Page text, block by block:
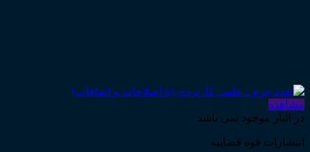
مشاهده
در انبار موجود نمی باشد
انتشارات قوه قضاییه